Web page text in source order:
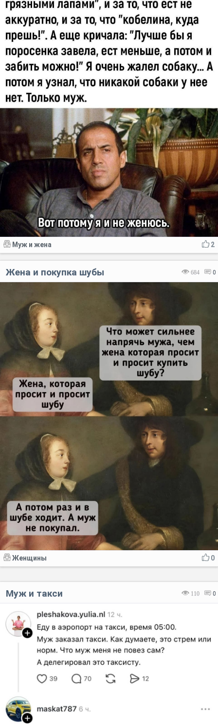
2
Муж и жена
684 0
Жена и покупка шубы
0
Женщины
110 0
Муж и такси